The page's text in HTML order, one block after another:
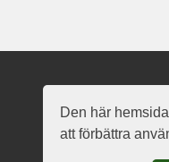
Den här
att förbättra